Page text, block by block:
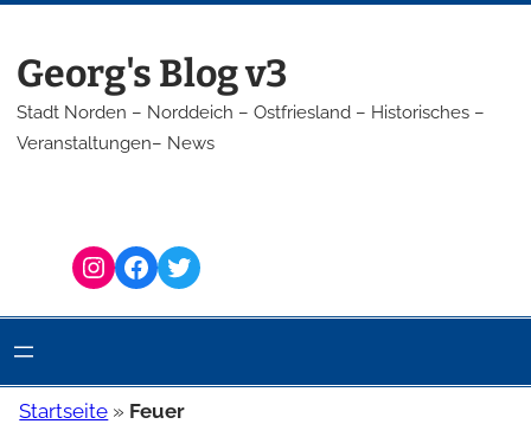
springen
Georg's Blog v3
Stadt Norden – Norddeich – Ostfriesland – Historisches –
Veranstaltungen– News
Instagram Facebook Twitter
Startseite » Feuer